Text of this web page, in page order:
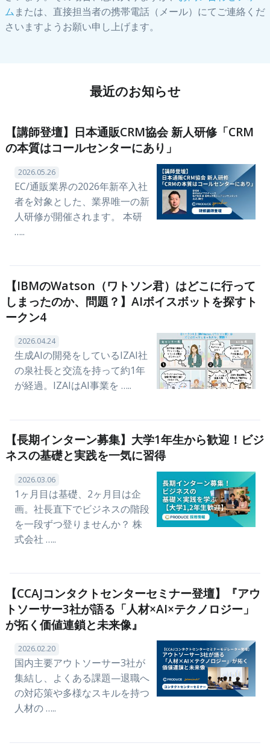
ムまたは、直接担当者の携帯電話（メール）にてご連絡くだ
さいますようお願い申し上げます。
最近のお知らせ
【講師登壇】日本通販CRM協会 新人研修「CRM
の本質はコールセンターにあり」
2026.05.26
EC/通販業界の2026年新卒入社
者を対象とした、業界唯一の新
人研修が開催されます。 本研
…..
【IBMのWatson（ワトソン君）はどこに行って
しまったのか、問題？】AIボイスボットを探すト
ークン4
2026.04.24
生成AIの開発をしているIZAI社
の泉社長と交流を持って約1年
が経過。IZAIはAI事業を …..
【長期インターン募集】大学1年生から歓迎！ビジ
ネスの基礎と実践を一気に習得
2026.03.06
1ヶ月目は基礎、2ヶ月目は企
画。社長直下でビジネスの階段
を一段ずつ登りませんか？ 株
式会社 …..
【CCAJコンタクトセンターセミナー登壇】『アウ
トソーサー3社が語る「人材×AI×テクノロジー」
が拓く価値連鎖と未来像』
2026.02.20
国内主要アウトソーサー3社が
集結し、よくある課題—退職へ
の対応策や多様なスキルを持つ
人材の …..